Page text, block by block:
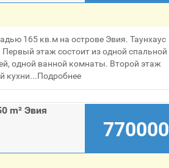
165 кв.м на острове Эвия. Таyнхаус
этаж состоит из одной спальной
одной ванной комнаты. Второй этаж
кухни...Подробнее
m² Эвия
770000